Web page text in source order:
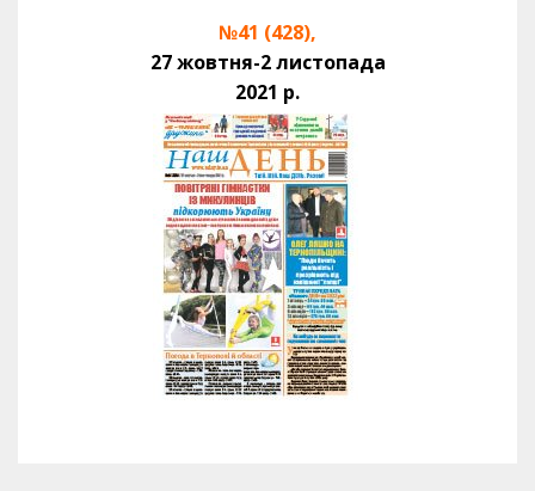
№41 (428),
27 жовтня-2 листопада
2021 р.